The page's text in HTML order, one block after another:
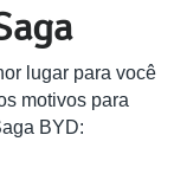
lugar para você
motivos para
BYD: